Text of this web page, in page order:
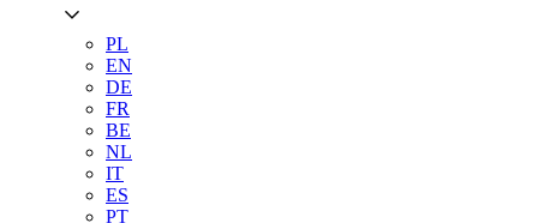
PL
EN
DE
FR
BE
NL
IT
ES
PT